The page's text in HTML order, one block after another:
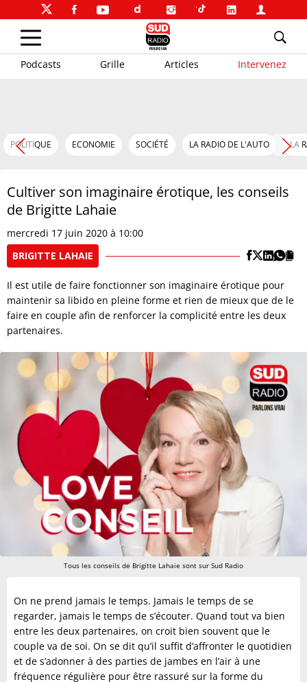
Podcasts Grille Articles Intervenez
POLITIQUE ECONOMIE SOCIÉTÉ LA RADIO DE L'AUTO LA
Cultiver son imaginaire érotique, les conseils
de Brigitte Lahaie
mercredi 17 juin 2020 à 10:00
BRIGITTE LAHAIE
Il est utile de faire fonctionner son imaginaire érotique pour
maintenir sa libido en pleine forme et rien de mieux que de le
faire en couple afin de renforcer la complicité entre les deux
partenaires.
Tous les conseils de Brigitte Lahaie sont sur Sud Radio
On ne prend jamais le temps. Jamais le temps de se
regarder, jamais le temps de s’écouter. Quand tout va bien
entre les deux partenaires, on croit bien souvent que le
couple va de soi. On se dit qu’il suffit d’affronter le quotidien
et de s’adonner à des parties de jambes en l’air à une
fréquence régulière pour être rassuré sur la forme du